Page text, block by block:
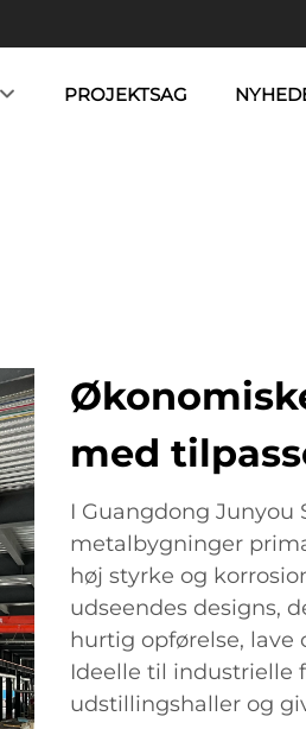
PROJEKTSAG
med
I Guangdong Junyou
metalbygninger
høj styrke og
udseendes designs,
hurtig opførelse,
Ideelle til industrielle
udstillingshaller og